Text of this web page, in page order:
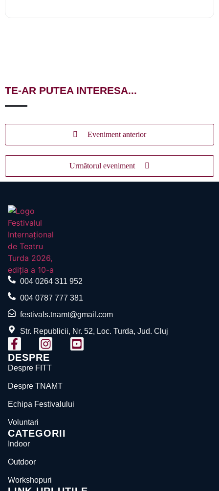
TE-AR PUTEA INTERESA...
Eveniment anterior
Următorul eveniment
004 0264 311 952
004 0787 777 381
festivals.tnamt@gmail.com
Str. Republicii, Nr. 52, Loc. Turda, Jud. Cluj
DESPRE
Despre FITT
Despre TNAMT
Echipa Festivalului
Voluntari
CATEGORII
Indoor
Outdoor
Workshopuri